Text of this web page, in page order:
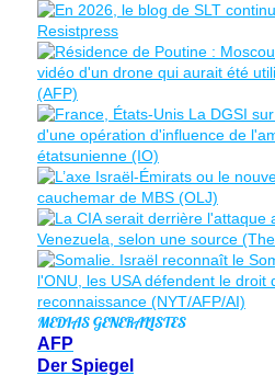
MEDIAS GENERALISTES
AFP
Der Spiegel